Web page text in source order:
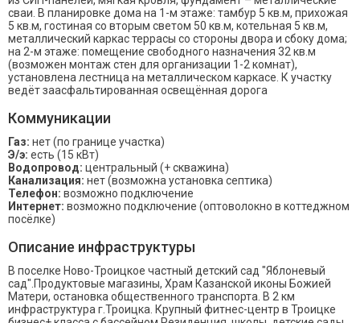
сваи. В планировке дома на 1-м этаже: тамбур 5 кв.м, прихожая
5 кв.м, гостиная со вторым светом 50 кв.м, котельная 5 кв.м,
металлический каркас террасы со стороны двора и сбоку дома;
на 2-м этаже: помещение свободного назначения 32 кв.м
(возможен монтаж стен для организации 1-2 комнат),
установлена лестница на металлическом каркасе. К участку
ведёт заасфальтированная освещённая дорога
Коммуникации
Газ: нет (по границе участка)
Э/э: есть (15 кВт)
Водопровод: центральный (+ скважина)
Канализация: нет (возможна установка септика)
Телефон: возможно подключение
Интернет: возможно подключение (оптоволокно в коттеджном
посёлке)
Описание инфраструктуры
В поселке Ново-Троицкое частный детский сад "Яблоневый
сад".Продуктовые магазины, Храм Казанской иконы Божией
Матери, остановка общественного транспорта. В 2 км
инфраструктура г.Троицка. Крупный фитнес-центр в Троицке